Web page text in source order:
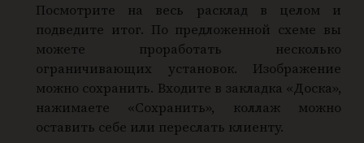
Посмотрите на весь расклад в целом и
подведите итог. По предложенной схеме вы
можете проработать несколько
ограничивающих установок. Изображение
можно сохранить. Входите в закладка «Доска»,
нажимаете «Сохранить», коллаж можно
оставить себе или переслать клиенту.